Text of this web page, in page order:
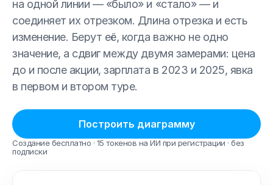
на одной линии — «было» и «стало» — и
соединяет их отрезком. Длина отрезка и есть
изменение. Берут её, когда важно не одно
значение, а сдвиг между двумя замерами: цена
до и после акции, зарплата в 2023 и 2025, явка
в первом и втором туре.
Построить диаграмму
Создание бесплатно · 15 токенов на ИИ при регистрации · без
подписки